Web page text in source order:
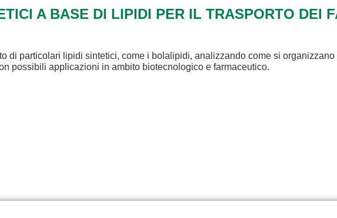
A BASE DI LIPIDI PER IL TRASPORTO DEI
di particolari lipidi sintetici, come i bolalipidi, analizzando come si
possibili applicazioni in ambito biotecnologico e farmaceutico.